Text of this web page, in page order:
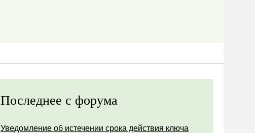
Последнее с форума
Уведомление об истечении срока действия ключа